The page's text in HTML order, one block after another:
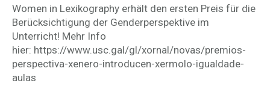
Women in Lexikography erhält den ersten Preis für die
Berücksichtigung der Genderperspektive im
Unterricht! Mehr Info
hier: https://www.usc.gal/gl/xornal/novas/premios-
perspectiva-xenero-introducen-xermolo-igualdade-
aulas